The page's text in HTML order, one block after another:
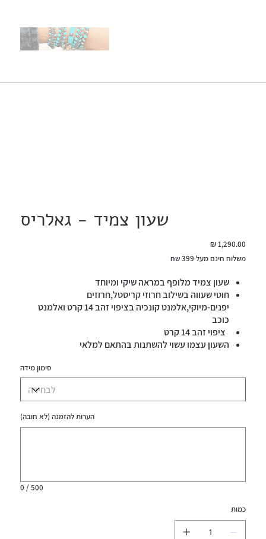
שעון צמיד - גאלריס
מחיר
משלוח חינם מעל 399 שח
שעון צמיד מלופף במראה שיקי ומיוחד
חוטי שעווה בשילוב חרוזי קריסטל,חרוזים
יפנים-מיוקי,אלמנט קונכיה בציפוי זהב 14 קרט ואלמנט
כוכב
ציפוי זהב 14 קרט
השעון עצמו עשוי להשתנות בהתאם למלאי
סימון מידה
הערות להזמנה (לא חובה)
0 / 500
כמות